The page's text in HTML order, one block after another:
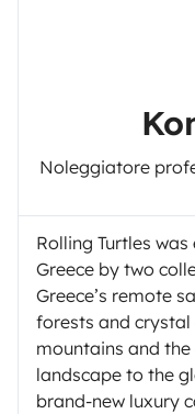
Noleggiatore
Rolling Turtles
Greece by two
Greece’s remote
forests and crystal
mountains and
landscape to the
brand-new luxury